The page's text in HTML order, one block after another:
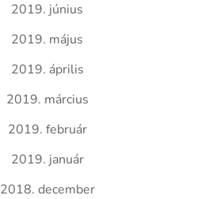
2019. június
2019. május
2019. április
2019. március
2019. február
2019. január
2018. december